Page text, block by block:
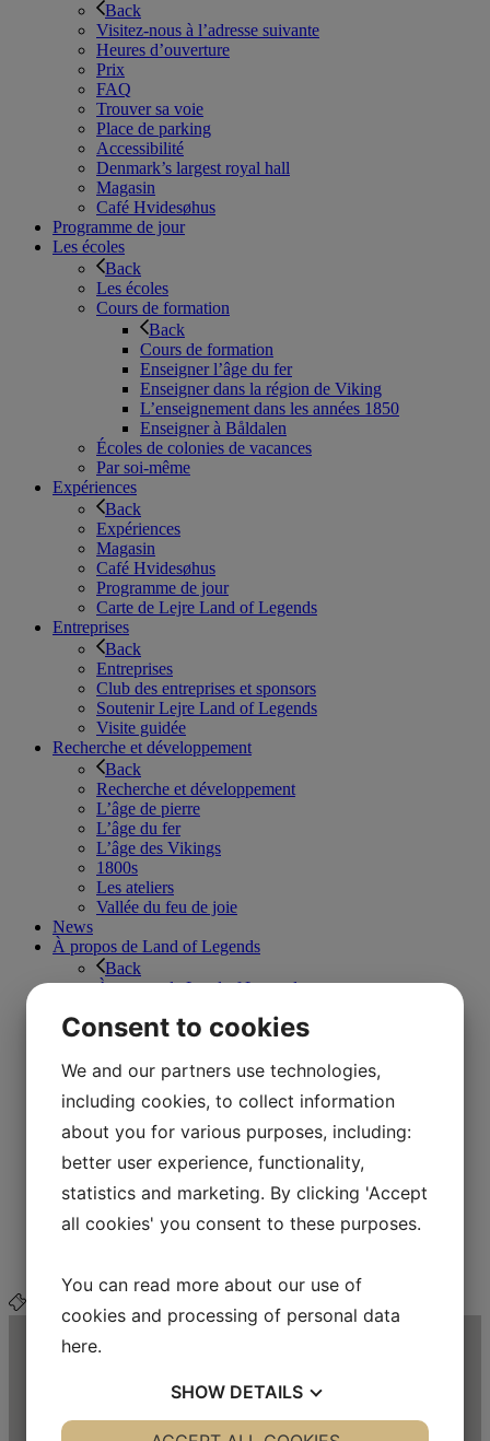
Back
Visitez-nous à l’adresse suivante
Heures d’ouverture
Prix
FAQ
Trouver sa voie
Place de parking
Accessibilité
Denmark’s largest royal hall
Magasin
Café Hvidesøhus
Programme de jour
Les écoles
Back
Les écoles
Cours de formation
Back
Cours de formation
Enseigner l’âge du fer
Enseigner dans la région de Viking
L’enseignement dans les années 1850
Enseigner à Båldalen
Écoles de colonies de vacances
Par soi-même
Expériences
Back
Expériences
Magasin
Café Hvidesøhus
Programme de jour
Carte de Lejre Land of Legends
Entreprises
Back
Entreprises
Club des entreprises et sponsors
Soutenir Lejre Land of Legends
Visite guidée
Recherche et développement
Back
Recherche et développement
L’âge de pierre
L’âge du fer
L’âge des Vikings
1800s
Les ateliers
Vallée du feu de joie
News
À propos de Land of Legends
Back
À propos de Land of Legends
Club des entreprises et sponsors
Carte de Lejre Land of Legends
Organisation et VPAC
Vision et mission
Soutenir Lejre Land of Legends
Contactez nous
Back
Contactez nous
Cas oubliés
FAQ
Buy ticket
Consent to cookies
We and our partners use technologies,
including cookies, to collect information
about you for various purposes, including:
better user experience, functionality,
statistics and marketing. By clicking 'Accept
all cookies' you consent to these purposes.
You can read more about our use of
cookies and processing of personal data
here.
SHOW DETAILS